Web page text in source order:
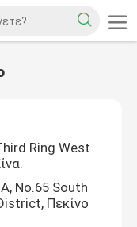
Ring West
No.65 South
Πεκίνο